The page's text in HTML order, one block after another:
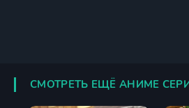
СМОТРЕТЬ ЕЩЁ АНИМЕ